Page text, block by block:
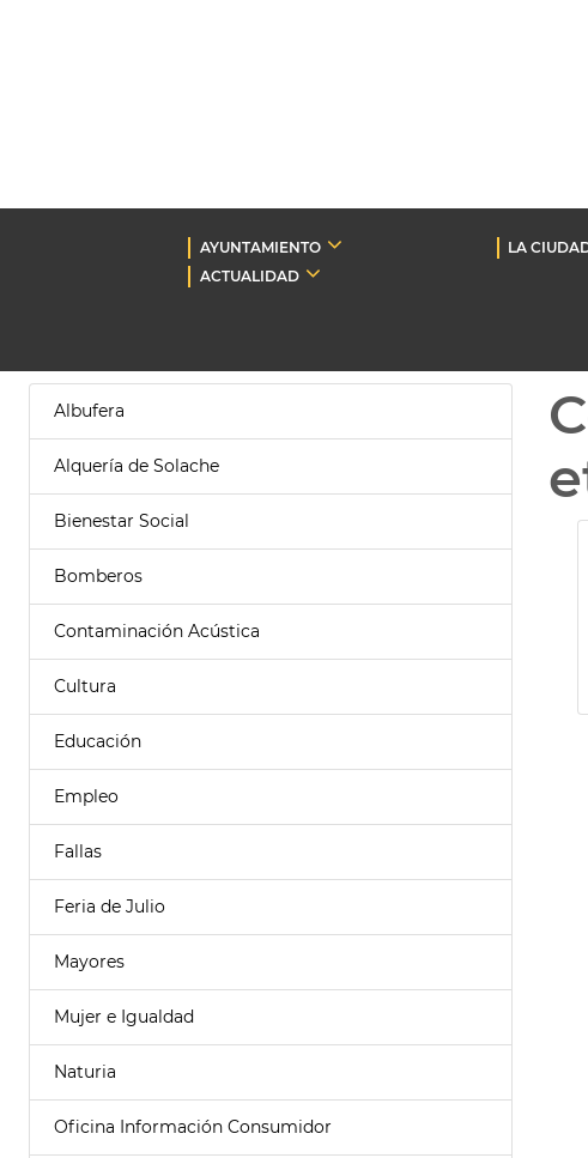
AYUNTAMIENTO LA
ACTUALIDAD
Albufera
Alquería de Solache
Bienestar Social
Bomberos
Contaminación Acústica
Cultura
Educación
Empleo
Fallas
Feria de Julio
Mayores
Mujer e Igualdad
Naturia
Oficina Información Consumidor